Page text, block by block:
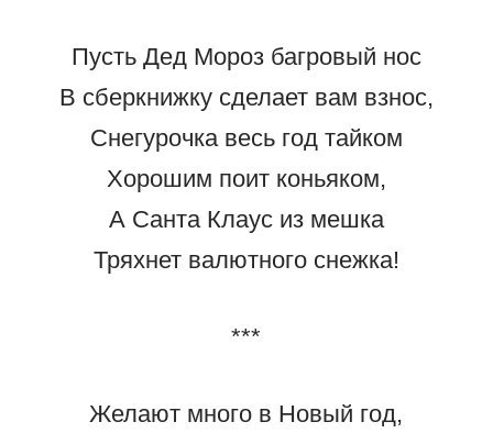
Пусть Дед Мороз багровый нос
В сберкнижку сделает вам взнос,
Снегурочка весь год тайком
Хорошим поит коньяком,
А Санта Клаус из мешка
Тряхнет валютного снежка!
***
Желают много в Новый год,